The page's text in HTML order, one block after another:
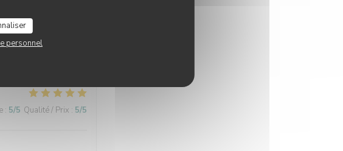
personnel
: 5/5 Qualité / Prix : 5/5